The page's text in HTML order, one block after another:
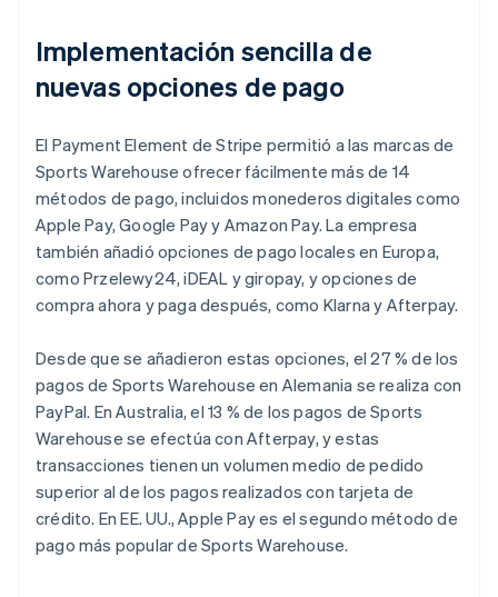
Implementación sencilla de
nuevas opciones de pago
El Payment Element de Stripe permitió a las marcas de
Sports Warehouse ofrecer fácilmente más de 14
métodos de pago, incluidos monederos digitales como
Apple Pay, Google Pay y Amazon Pay. La empresa
también añadió opciones de pago locales en Europa,
como Przelewy24, iDEAL y giropay, y opciones de
compra ahora y paga después, como Klarna y Afterpay.
Desde que se añadieron estas opciones, el 27 % de los
pagos de Sports Warehouse en Alemania se realiza con
PayPal. En Australia, el 13 % de los pagos de Sports
Warehouse se efectúa con Afterpay, y estas
transacciones tienen un volumen medio de pedido
superior al de los pagos realizados con tarjeta de
crédito. En EE. UU., Apple Pay es el segundo método de
pago más popular de Sports Warehouse.